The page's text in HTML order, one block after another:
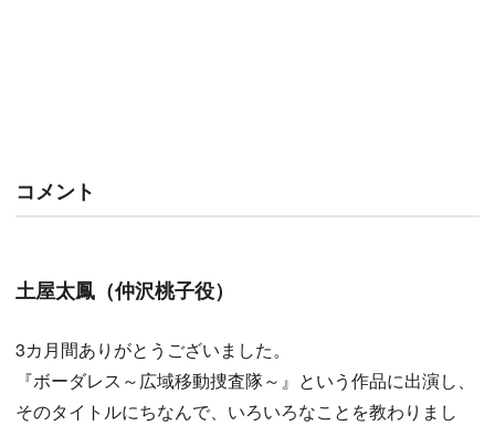
コメント
土屋太鳳（仲沢桃子役）
3カ月間ありがとうございました。
『ボーダレス～広域移動捜査隊～』という作品に出演し、
そのタイトルにちなんで、いろいろなことを教わりまし